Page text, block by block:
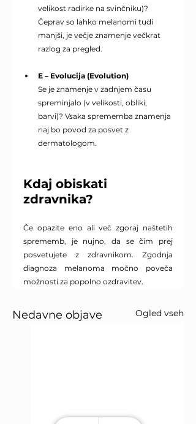
velikost radirke na svinčniku)?
Čeprav so lahko melanomi tudi
manjši, je večje znamenje večkrat
razlog za pregled.
E – Evolucija (Evolution)
Se je znamenje v zadnjem času
spreminjalo (v velikosti, obliki,
barvi)? Vsaka sprememba znamenja
naj bo povod za posvet z
dermatologom.
Kdaj obiskati
zdravnika?
Če opazite eno ali več zgoraj naštetih
sprememb, je nujno, da se čim prej
posvetujete z zdravnikom. Zgodnja
diagnoza melanoma močno poveča
možnosti za popolno ozdravitev.
Nedavne objave Ogled vseh